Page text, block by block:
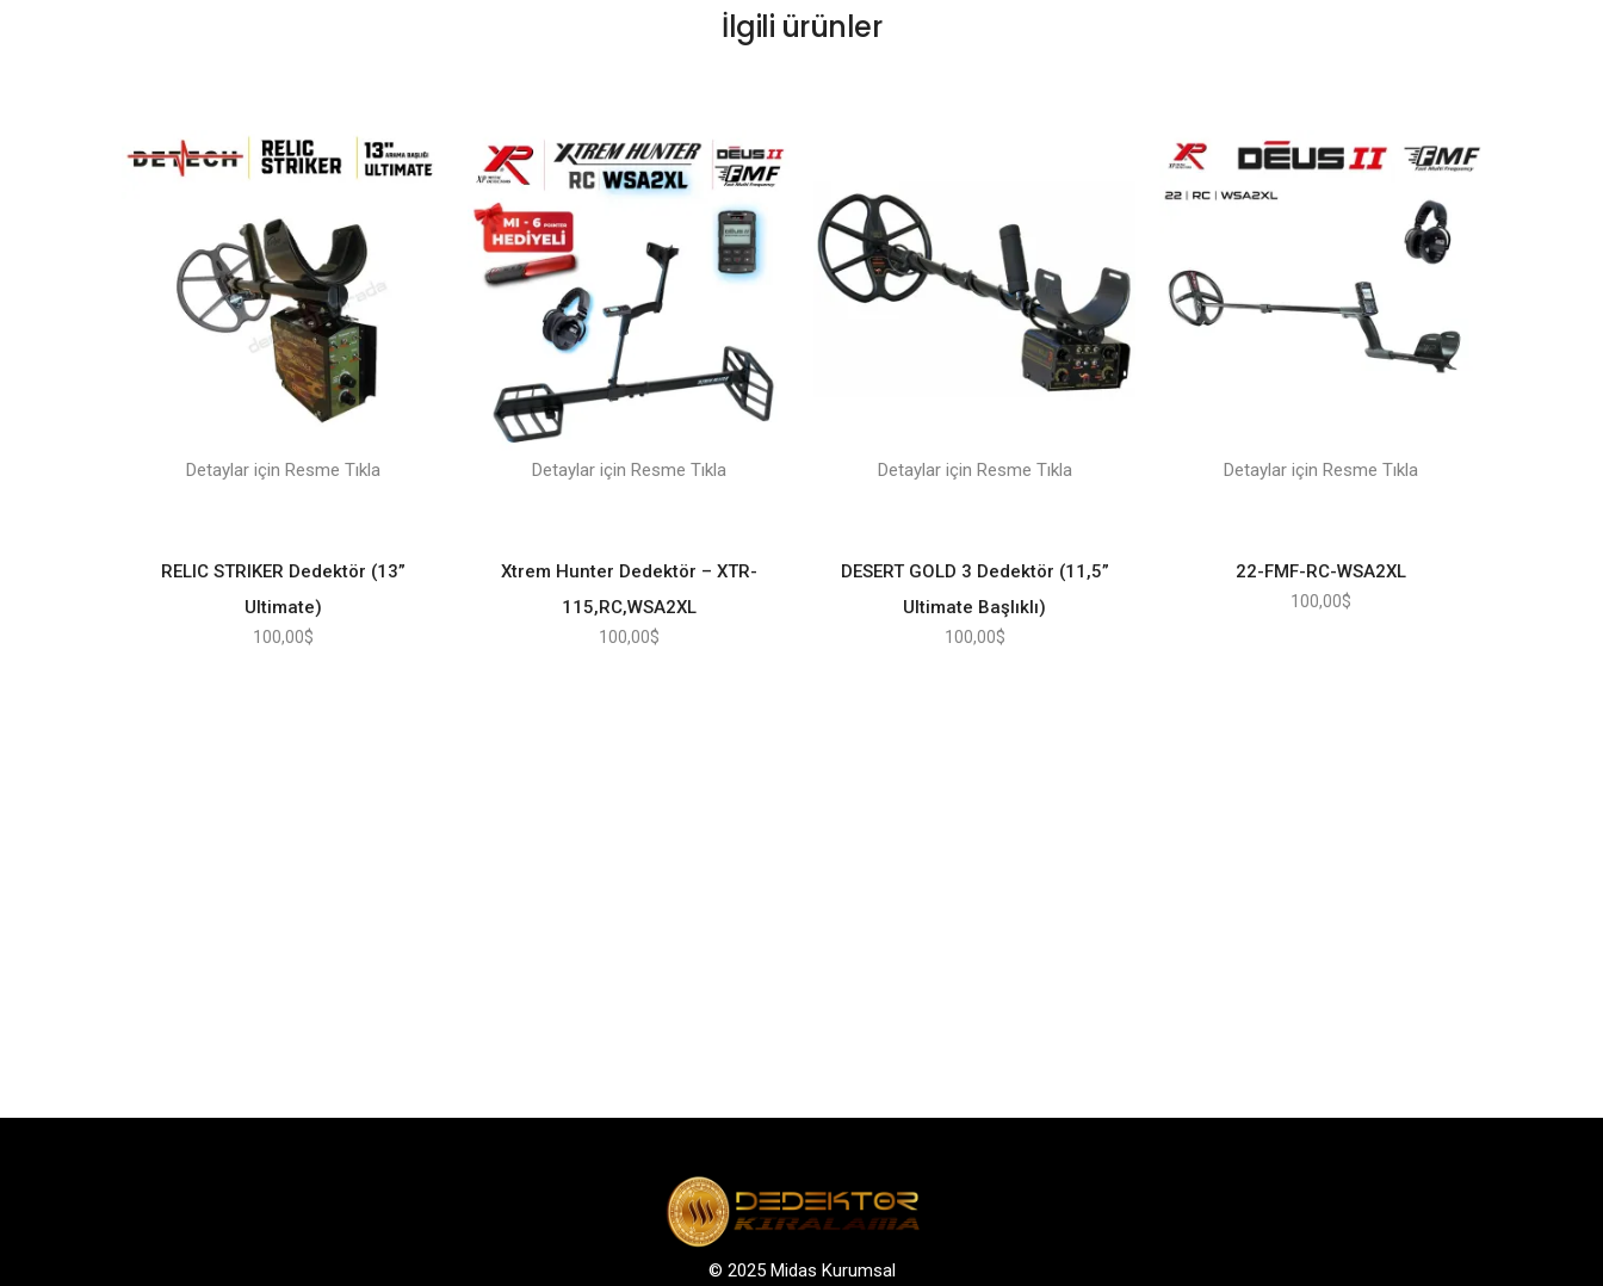
İlgili ürünler
Detaylar için Resme Tıkla
RELIC STRIKER Dedektör (13”
Ultimate)
100,00$
Detaylar için Resme Tıkla
Xtrem Hunter Dedektör – XTR-
115,RC,WSA2XL
100,00$
Detaylar için Resme Tıkla
DESERT GOLD 3 Dedektör (11,5”
Ultimate Başlıklı)
100,00$
Detaylar için Resme Tıkla
22-FMF-RC-WSA2XL
100,00$
© 2025 Midas Kurumsal